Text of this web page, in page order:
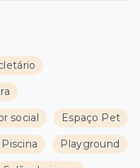
social Espaço Pet
Piscina Playground